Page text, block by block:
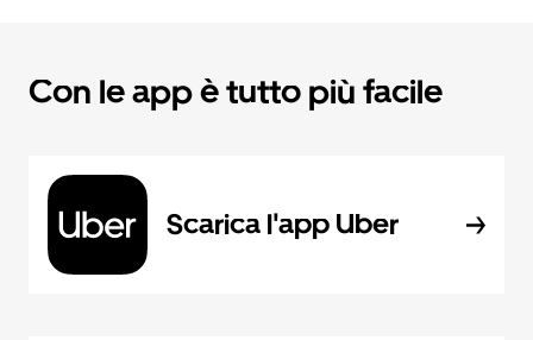
Con le app è tutto più facile
Scarica l'app Uber